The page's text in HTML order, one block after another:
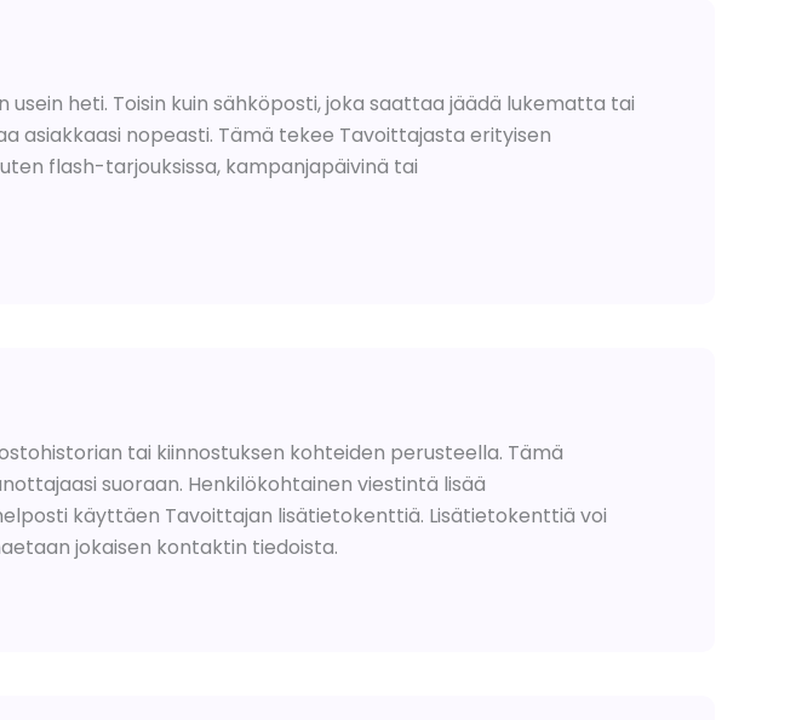
heti. Toisin kuin sähköposti, joka saattaa jäädä lukematta tai
nopeasti. Tämä tekee Tavoittajasta erityisen
flash-tarjouksissa, kampanjapäivinä tai
tai kiinnostuksen kohteiden perusteella. Tämä
suoraan. Henkilökohtainen viestintä lisää
käyttäen Tavoittajan lisätietokenttiä. Lisätietokenttiä voi
jokaisen kontaktin tiedoista.